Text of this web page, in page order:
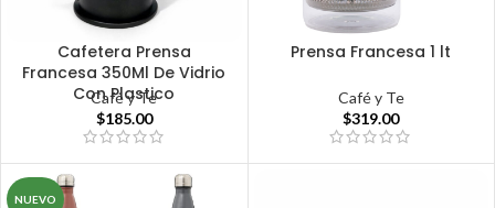
Cafetera Prensa
Francesa 350Ml De Vidrio
Con Plastico
Café y Te
$185.00
Prensa Francesa 1 lt
Café y Te
$319.00
NUEVO